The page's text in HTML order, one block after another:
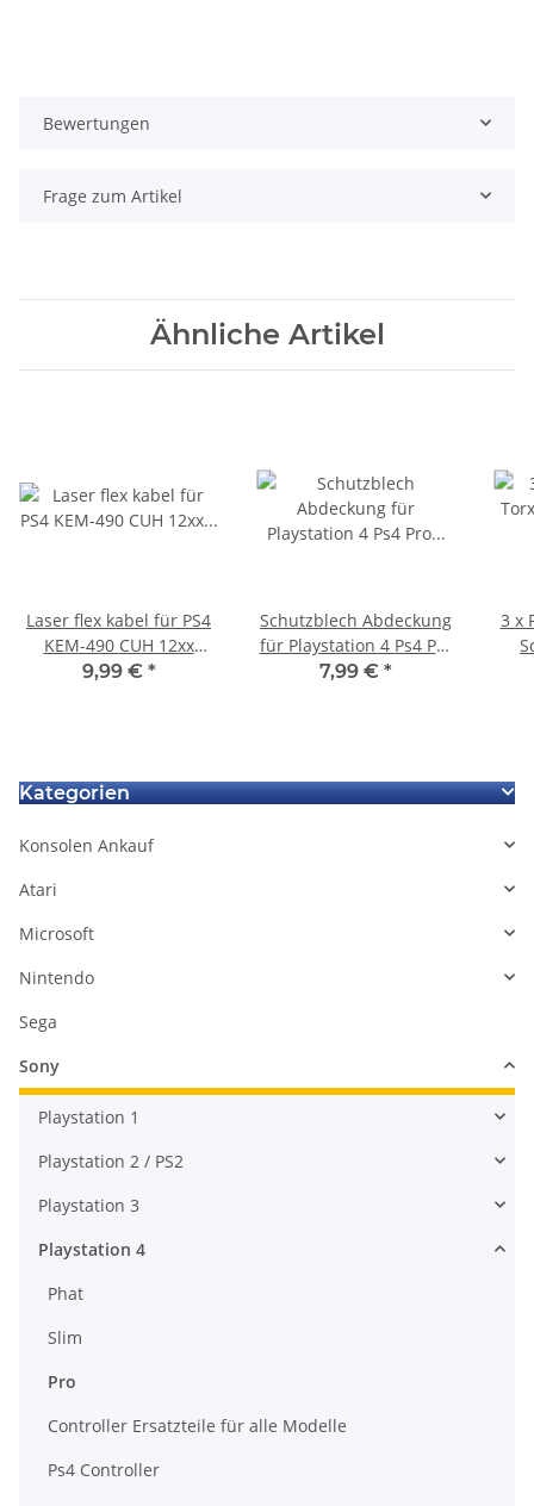
Bewertungen
Frage zum Artikel
Ähnliche Artikel
Laser flex kabel für PS4
KEM-490 CUH 12xx
Playstation 4
9,99 € *
Schutzblech Abdeckung
für Playstation 4 Ps4 Pro
Netzteile CUH-7016B
7,99 € *
3 x
Kategorien
Konsolen Ankauf
Atari
Microsoft
Nintendo
Sega
Sony
Playstation 1
Playstation 2 / PS2
Playstation 3
Playstation 4
Phat
Slim
Pro
Controller Ersatzteile für alle Modelle
Ps4 Controller